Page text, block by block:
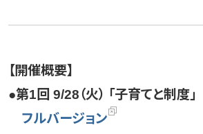
【開催概要】
●第1回 9/28（火） 「子育てと制度」
フルバージョン